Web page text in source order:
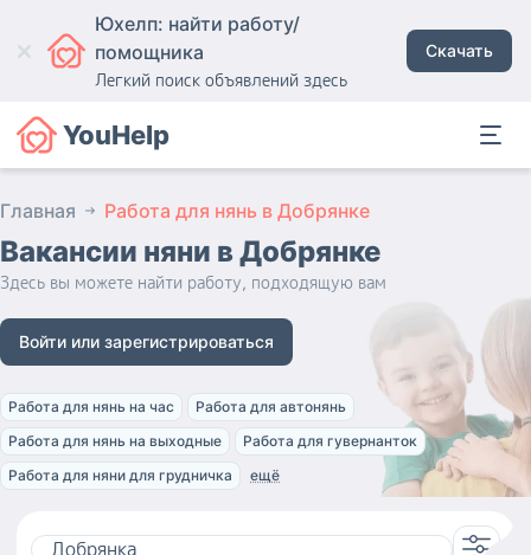
Юхелп: найти работу/
помощника
Легкий поиск объявлений здесь
Скачать
YouHelp
Главная Работа для нянь в Добрянке
Вакансии няни в Добрянке
Здесь вы можете найти работу, подходящую вам
Войти или зарегистрироваться
Работа для нянь на час
Работа для автонянь
Работа для нянь на выходные
Работа для гувернанток
Работа для няни для грудничка
ещё